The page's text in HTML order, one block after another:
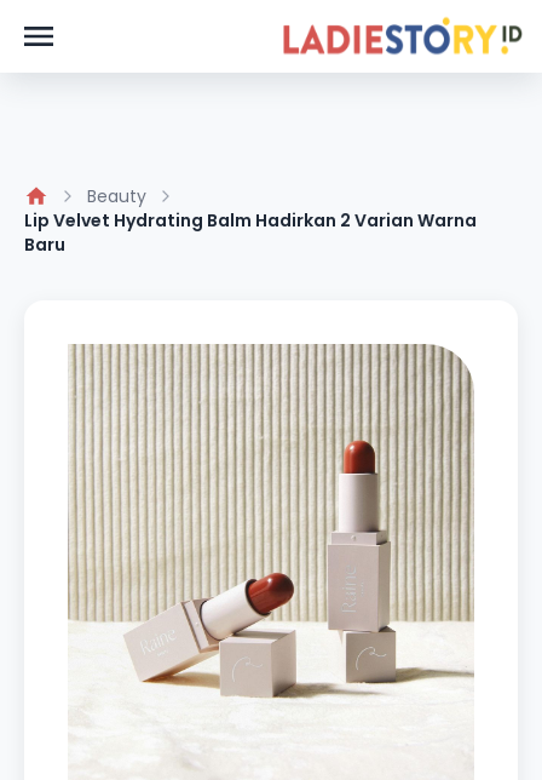
Beauty
Lip Velvet Hydrating Balm Hadirkan 2 Varian Warna
Baru